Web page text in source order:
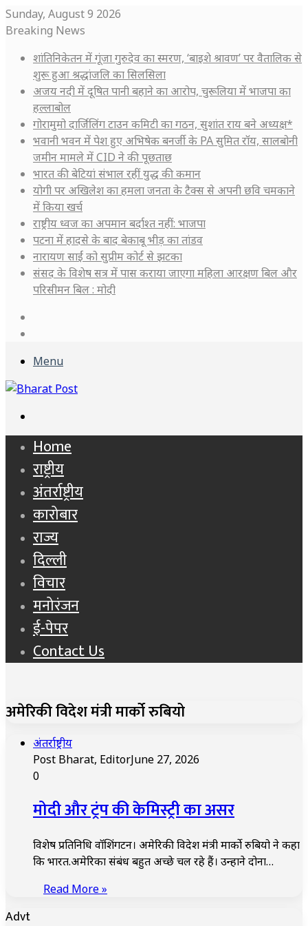
Sunday, August 9 2026
Breaking News
शांतिनिकेतन में गूंजा गुरुदेव का स्मरण, ‘बाइशे श्रावण’ पर वैतालिक से
शुरू हुआ श्रद्धांजलि का सिलसिला
अजय नदी में दूषित पानी बहाने का आरोप, चुरूलिया में भाजपा का
हल्लाबोल
गोरामुमो दार्जिलिंग टाउन कमिटी का गठन, सुशांत राय बने अध्यक्ष*
भवानी भवन में पेश हुए अभिषेक बनर्जी के PA सुमित रॉय, सालबोनी
जमीन मामले में CID ने की पूछताछ
भारत की बेटियां संभाल रहीं युद्ध की कमान
योगी पर अखिलेश का हमला जनता के टैक्स से अपनी छवि चमकाने
में किया खर्च
राष्ट्रीय ध्वज का अपमान बर्दाश्त नहीं: भाजपा
पटना में हादसे के बाद बेकाबू भीड़ का तांडव
नारायण साईं को सुप्रीम कोर्ट से झटका
संसद के विशेष सत्र में पास कराया जाएगा महिला आरक्षण बिल और
परिसीमन बिल : मोदी
Menu
for
Home
राष्ट्रीय
अंतर्राष्ट्रीय
कारोबार
राज्य
दिल्ली
विचार
मनोरंजन
ई-पेपर
Contact Us
अमेरिकी विदेश मंत्री मार्को रुबियो
अंतर्राष्ट्रीय
Post Bharat, EditorJune 27, 2026
0
मोदी और ट्रंप की केमिस्ट्री का असर
विशेष प्रतिनिधि वॉशिंगटन। अमेरिकी विदेश मंत्री मार्को रुबियो ने कहा
कि भारत.अमेरिका संबंध बहुत अच्छे चल रहे हैं। उन्होंने दोनों…
Read More »
Advt